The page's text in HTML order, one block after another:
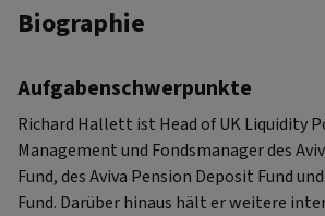
Biographie
Aufgabenschwerpunkte
Richard Hallett ist Head of UK Liquidity
Management und Fondsmanager des
Fund, des Aviva Pension Deposit Fund
Fund. Darüber hinaus hält er weitere